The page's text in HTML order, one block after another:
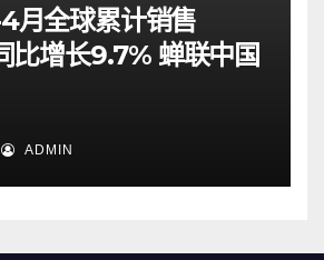
月全球累计销售
比增长9.7% 蝉联中国
ADMIN